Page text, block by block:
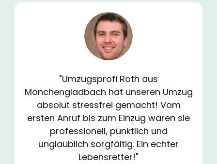
"Umzugsprofi Roth aus
Mönchengladbach hat unseren Umzug
absolut stressfrei gemacht! Vom
ersten Anruf bis zum Einzug waren sie
professionell, pünktlich und
unglaublich sorgfältig. Ein echter
Lebensretter!"